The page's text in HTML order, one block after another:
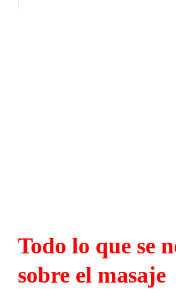
Todo lo que se
sobre el masaje